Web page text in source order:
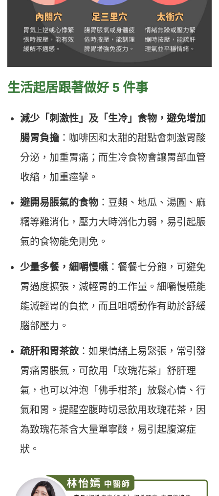
生活起居跟著做好 5 件事
減少「刺激性」及「生冷」食物，避免增加
腸胃負擔 ：咖啡因和太甜的甜點會刺激胃酸
分泌，加重胃痛；而生冷食物會讓胃部血管
收縮，加重痙攣。
避開易脹氣的食物 ：豆類、地瓜、湯圓、麻
糬等難消化，壓力大時消化力弱，易引起脹
氣的食物能免則免。
少量多餐，細嚼慢嚥 ：餐餐七分飽，可避免
胃過度擴張，減輕胃的工作量。細嚼慢嚥能
能減輕胃的負擔，而且咀嚼動作有助於舒緩
腦部壓力。
疏肝和胃茶飲 ：如果情緒上易緊張，常引發
胃痛胃脹氣，可飲用「玫瑰花茶」舒肝理
氣，也可以沖泡「佛手柑茶」放鬆心情、行
氣和胃。提醒空腹時切忌飲用玫瑰花茶，因
為致瑰花茶含大量單寧酸，易引起腹瀉症
狀。